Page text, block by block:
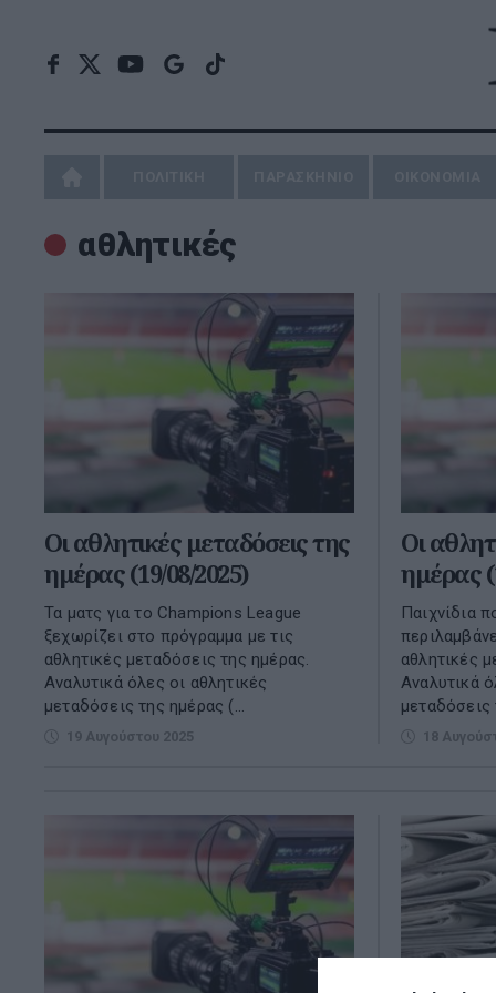
αθλητικές
Οι αθλητικές μεταδόσεις της
ημέρας (19/08/2025)
Τα ματς για το Champions League
ξεχωρίζει στο πρόγραμμα με τις
αθλητικές μεταδόσεις της ημέρας.
Αναλυτικά όλες οι αθλητικές
μεταδόσεις της ημέρας (...
19 Αυγούστου 2025
Οι
ημέρας
Παιχνίδια
αθλητικές
Αναλυτικά
μεταδόσεις
18